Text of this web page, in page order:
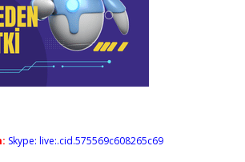
Skype: live:.cid.575569c608265c69